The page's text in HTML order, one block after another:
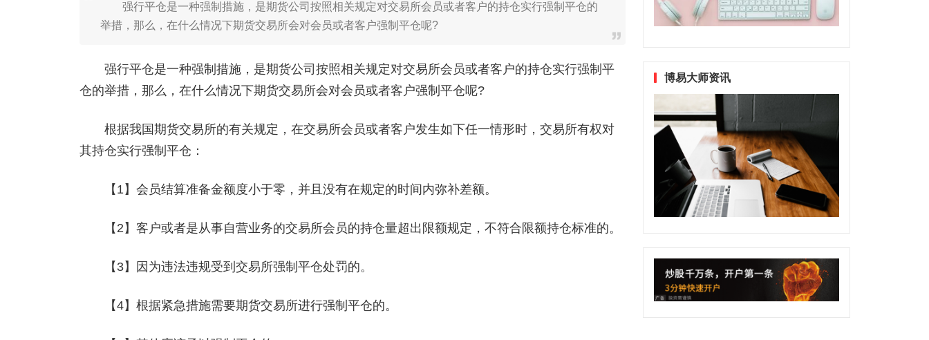
强行平仓是一种强制措施，是期货公司按照相关规定对交易所会员或者客户的持仓实行强制平仓的
举措，那么，在什么情况下期货交易所会对会员或者客户强制平仓呢?
强行平仓是一种强制措施，是期货公司按照相关规定对交易所会员或者客户的持仓实行强制平
仓的举措，那么，在什么情况下期货交易所会对会员或者客户强制平仓呢?
根据我国期货交易所的有关规定，在交易所会员或者客户发生如下任一情形时，交易所有权对
其持仓实行强制平仓：
【1】会员结算准备金额度小于零，并且没有在规定的时间内弥补差额。
【2】客户或者是从事自营业务的交易所会员的持仓量超出限额规定，不符合限额持仓标准的。
【3】因为违法违规受到交易所强制平仓处罚的。
【4】根据紧急措施需要期货交易所进行强制平仓的。
博易大师资讯